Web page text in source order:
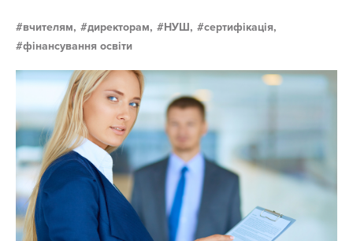
вчителям, директорам, НУШ,
сертифікація,
фінансування освіти